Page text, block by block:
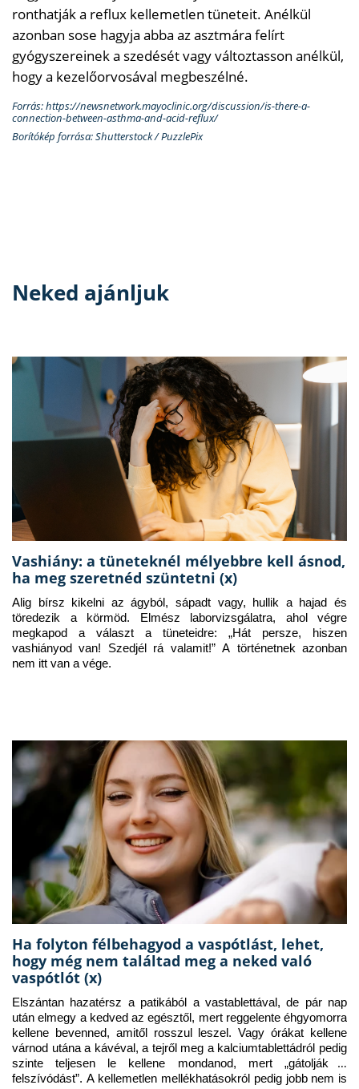
ronthatják a reflux kellemetlen tüneteit. Anélkül
azonban sose hagyja abba az asztmára felírt
gyógyszereinek a szedését vagy változtasson anélkül,
hogy a kezelőorvosával megbeszélné.
Forrás: https://newsnetwork.mayoclinic.org/discussion/is-there-a-
connection-between-asthma-and-acid-reflux/
Borítókép forrása: Shutterstock / PuzzlePix
Neked ajánljuk
Vashiány: a tüneteknél mélyebbre kell ásnod,
ha meg szeretnéd szüntetni (x)
Alig bírsz kikelni az ágyból, sápadt vagy, hullik a hajad és
töredezik a körmöd. Elmész laborvizsgálatra, ahol végre
megkapod a választ a tüneteidre: „Hát persze, hiszen
vashiányod van! Szedjél rá valamit!” A történetnek azonban
nem itt van a vége.
Ha folyton félbehagyod a vaspótlást, lehet,
hogy még nem találtad meg a neked való
vaspótlót (x)
Elszántan hazatérsz a patikából a vastablettával, de pár nap
után elmegy a kedved az egésztől, mert reggelente éhgyomorra
kellene bevenned, amitől rosszul leszel. Vagy órákat kellene
várnod utána a kávéval, a tejről meg a kalciumtablettádról pedig
szinte teljesen le kellene mondanod, mert „gátolják a
felszívódást”. A kellemetlen mellékhatásokról pedig jobb nem is